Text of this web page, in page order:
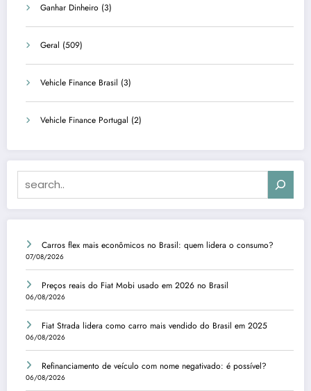
Ganhar Dinheiro (3)
Geral (509)
Vehicle Finance Brasil (3)
Vehicle Finance Portugal (2)
Carros flex mais econômicos no Brasil: quem lidera o consumo?
07/08/2026
Preços reais do Fiat Mobi usado em 2026 no Brasil
06/08/2026
Fiat Strada lidera como carro mais vendido do Brasil em 2025
06/08/2026
Refinanciamento de veículo com nome negativado: é possível?
06/08/2026